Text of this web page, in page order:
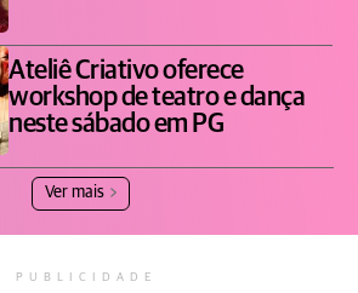
Ateliê Criativo oferece
workshop de teatro e dança
neste sábado em PG
Ver mais
PUBLICIDADE